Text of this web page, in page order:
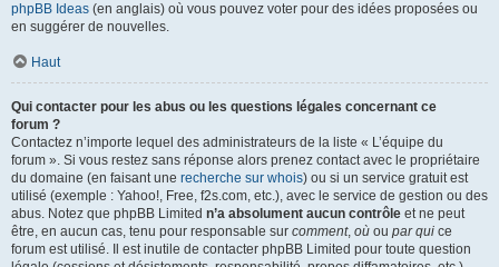
phpBB Ideas (en anglais) où vous pouvez voter pour des idées proposées ou
en suggérer de nouvelles.
Haut
Qui contacter pour les abus ou les questions légales concernant ce
forum ?
Contactez n’importe lequel des administrateurs de la liste « L’équipe du
forum ». Si vous restez sans réponse alors prenez contact avec le propriétaire
du domaine (en faisant une recherche sur whois) ou si un service gratuit est
utilisé (exemple : Yahoo!, Free, f2s.com, etc.), avec le service de gestion ou des
abus. Notez que phpBB Limited n’a absolument aucun contrôle et ne peut
être, en aucun cas, tenu pour responsable sur comment, où ou par qui ce
forum est utilisé. Il est inutile de contacter phpBB Limited pour toute question